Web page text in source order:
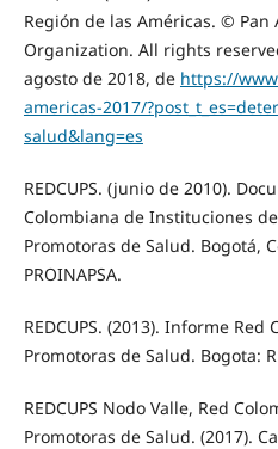
Región de las Américas. © Pan
Organization. All rights
agosto de 2018, de https://
americas-2017/
salud&lang=es
REDCUPS. (junio de 2010).
Colombiana de Instituciones
Promotoras de Salud. Bogotá,
PROINAPSA.
REDCUPS. (2013). Informe
Promotoras de Salud. Bogota:
REDCUPS Nodo Valle, Red
Promotoras de Salud. (2017).